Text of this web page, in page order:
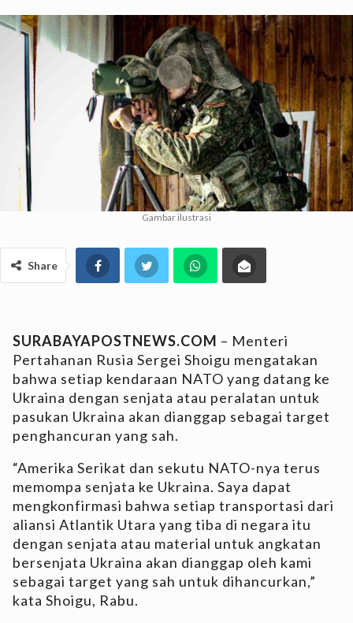
Gambar ilustrasi
Share
SURABAYAPOSTNEWS.COM – Menteri
Pertahanan Rusia Sergei Shoigu mengatakan
bahwa setiap kendaraan NATO yang datang ke
Ukraina dengan senjata atau peralatan untuk
pasukan Ukraina akan dianggap sebagai target
penghancuran yang sah.
“Amerika Serikat dan sekutu NATO-nya terus
memompa senjata ke Ukraina. Saya dapat
mengkonfirmasi bahwa setiap transportasi dari
aliansi Atlantik Utara yang tiba di negara itu
dengan senjata atau material untuk angkatan
bersenjata Ukraina akan dianggap oleh kami
sebagai target yang sah untuk dihancurkan,”
kata Shoigu, Rabu.